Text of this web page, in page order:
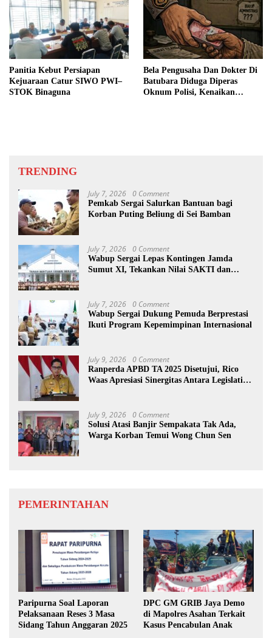
Panitia Kebut Persiapan
Kejuaraan Catur SIWO PWI–
STOK Binaguna
Bela Pengusaha Dan Dokter Di
Batubara Diduga Diperas
Oknum Polisi, Kenaikan
TRENDING
July 7, 2026 0 Comment
Pemkab Sergai Salurkan Bantuan bagi
Korban Puting Beliung di Sei Bamban
July 7, 2026 0 Comment
Wabup Sergai Lepas Kontingen Jamda
Sumut XI, Tekankan Nilai SAKTI dan
July 7, 2026 0 Comment
Wabup Sergai Dukung Pemuda Berprestasi
Ikuti Program Kepemimpinan Internasional
July 9, 2026 0 Comment
Ranperda APBD TA 2025 Disetujui, Rico
Waas Apresiasi Sinergitas Antara Legislatif
July 9, 2026 0 Comment
Solusi Atasi Banjir Sempakata Tak Ada,
Warga Korban Temui Wong Chun Sen
PEMERINTAHAN
Paripurna Soal Laporan
Pelaksanaan Reses 3 Masa
Sidang Tahun Anggaran 2025
DPC GM GRIB Jaya Demo
di Mapolres Asahan Terkait
Kasus Pencabulan Anak